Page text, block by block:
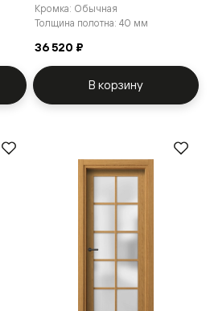
Кромка: Обычная
Толщина полотна: 40 мм
36 520 ₽
В корзину